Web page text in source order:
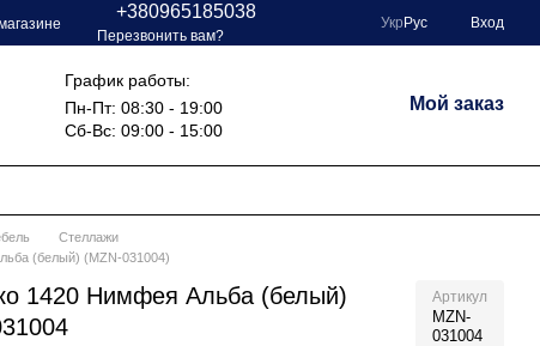
+380965185038
Перезвонить вам?
Укр Рус Вход
График работы:
Пн-Пт: 08:30 - 19:00
Сб-Вс: 09:00 - 15:00
Мой заказ
Стеллажи
(белый) (MZN-031004)
1420 Нимфея Альба (белый)
Артикул
MZN-
031004